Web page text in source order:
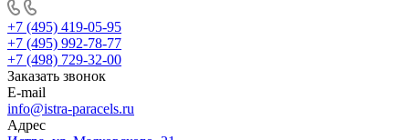
+7 (495) 419-05-95
+7 (495) 992-78-77
+7 (498) 729-32-00
Заказать звонок
E-mail
info@istra-paracels.ru
Адрес